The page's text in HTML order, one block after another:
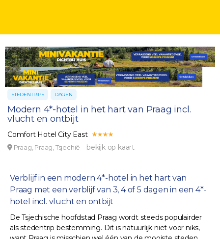
STEDENTRIPS DAGEN
Modern 4*-hotel in het hart van Praag incl.
vlucht en ontbijt
Comfort Hotel City East
Praag, Praag, Tsjechië bekijk op kaart
Verblijf in een modern 4*-hotel in het hart van
Praag met een verblijf van 3, 4 of 5 dagen in een 4*-
hotel incl. vlucht en ontbijt
De Tsjechische hoofdstad Praag wordt steeds populairder
als stedentrip bestemming. Dit is natuurlijk niet voor niks,